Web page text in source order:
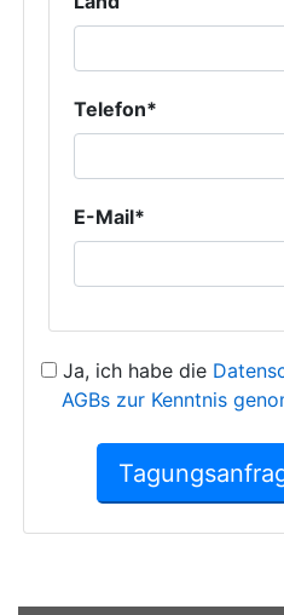
Telefon*
E-Mail*
Ja, ich habe die
AGBs zur Kenntnis